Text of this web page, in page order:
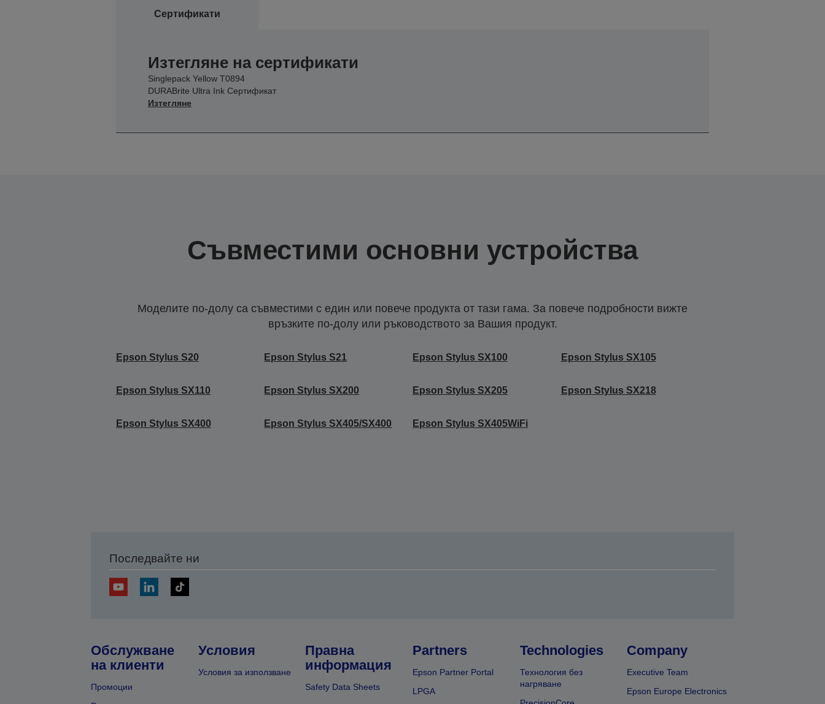
Сертификати
Изтегляне на сертификати
Singlepack Yellow T0894
DURABrite Ultra Ink Сертификат
Изтегляне
Съвместими основни устройства
Моделите по-долу са съвместими с един или повече продукта от тази гама. За повече подробности вижте
връзките по-долу или ръководството за Вашия продукт.
Epson Stylus S20 Epson Stylus S21 Epson Stylus SX100 Epson Stylus SX105
Epson Stylus SX110 Epson Stylus SX200 Epson Stylus SX205 Epson Stylus SX218
Epson Stylus SX400 Epson Stylus SX405/SX400 Epson Stylus SX405WiFi
Последвайте ни
Обслужване
на клиенти
Промоции
Условия
Условия за използване
Правна
информация
Safety Data Sheets
Partners
Epson Partner Portal
LPGA
Technologies
Технология без
нагряване
Company
Executive Team
Epson Europe Electronics